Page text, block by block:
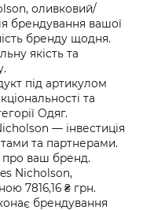
оливковий/
брендування вашої
бренду щодня.
якість та
під артикулом
та
Одяг.
— інвестиція
та партнерами.
про ваш бренд.
Nicholson,
7816,16 ₴ грн.
брендування